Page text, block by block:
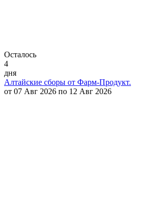
Осталось
4
дня
Алтайские сборы от Фарм-Продукт.
от 07 Авг 2026 по 12 Авг 2026